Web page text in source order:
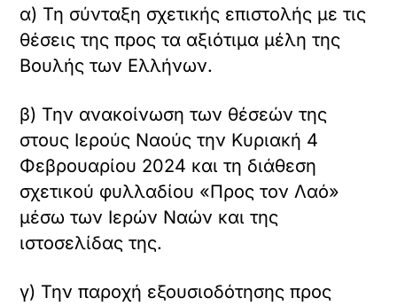
α) Τη σύνταξη σχετικής επιστολής με τις
θέσεις της προς τα αξιότιμα μέλη της
Βουλής των Ελλήνων.
β) Την ανακοίνωση των θέσεών της
στους Ιερούς Ναούς την Κυριακή 4
Φεβρουαρίου 2024 και τη διάθεση
σχετικού φυλλαδίου «Προς τον Λαό»
μέσω των Ιερών Ναών και της
ιστοσελίδας της.
γ) Την παροχή εξουσιοδότησης προς